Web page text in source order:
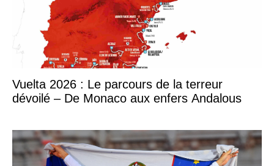
Vuelta 2026 : Le parcours de la terreur
dévoilé – De Monaco aux enfers Andalous